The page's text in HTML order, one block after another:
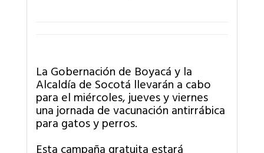
La Gobernación de Boyacá y la
Alcaldía de Socotá llevarán a cabo
para el miércoles, jueves y viernes
una jornada de vacunación antirrábica
para gatos y perros.
Esta campaña gratuita estará